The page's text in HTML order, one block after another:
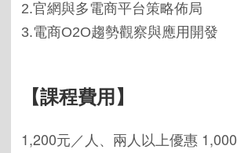
2.官網與多電商平台策略佈局
3.電商O2O趨勢觀察與應用開發
【課程費用】
1,200元／人、兩人以上優惠